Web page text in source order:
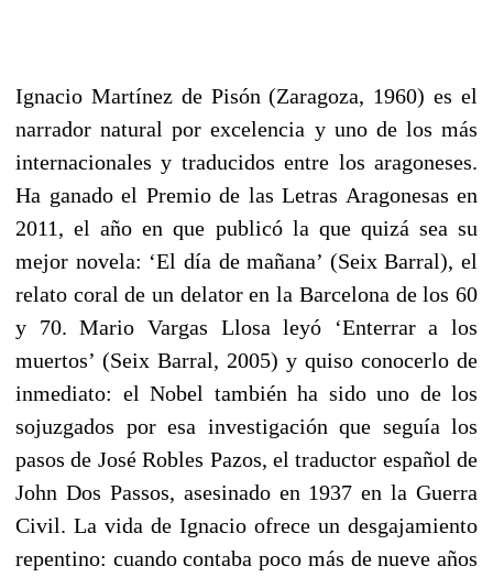
Ignacio Martínez de Pisón (Zaragoza, 1960) es el
narrador natural por excelencia y uno de los más
internacionales y traducidos entre los aragoneses.
Ha ganado el Premio de las Letras Aragonesas en
2011, el año en que publicó la que quizá sea su
mejor novela: ‘El día de mañana’ (Seix Barral), el
relato coral de un delator en la Barcelona de los 60
y 70. Mario Vargas Llosa leyó ‘Enterrar a los
muertos’ (Seix Barral, 2005) y quiso conocerlo de
inmediato: el Nobel también ha sido uno de los
sojuzgados por esa investigación que seguía los
pasos de José Robles Pazos, el traductor español de
John Dos Passos, asesinado en 1937 en la Guerra
Civil. La vida de Ignacio ofrece un desgajamiento
repentino: cuando contaba poco más de nueve años